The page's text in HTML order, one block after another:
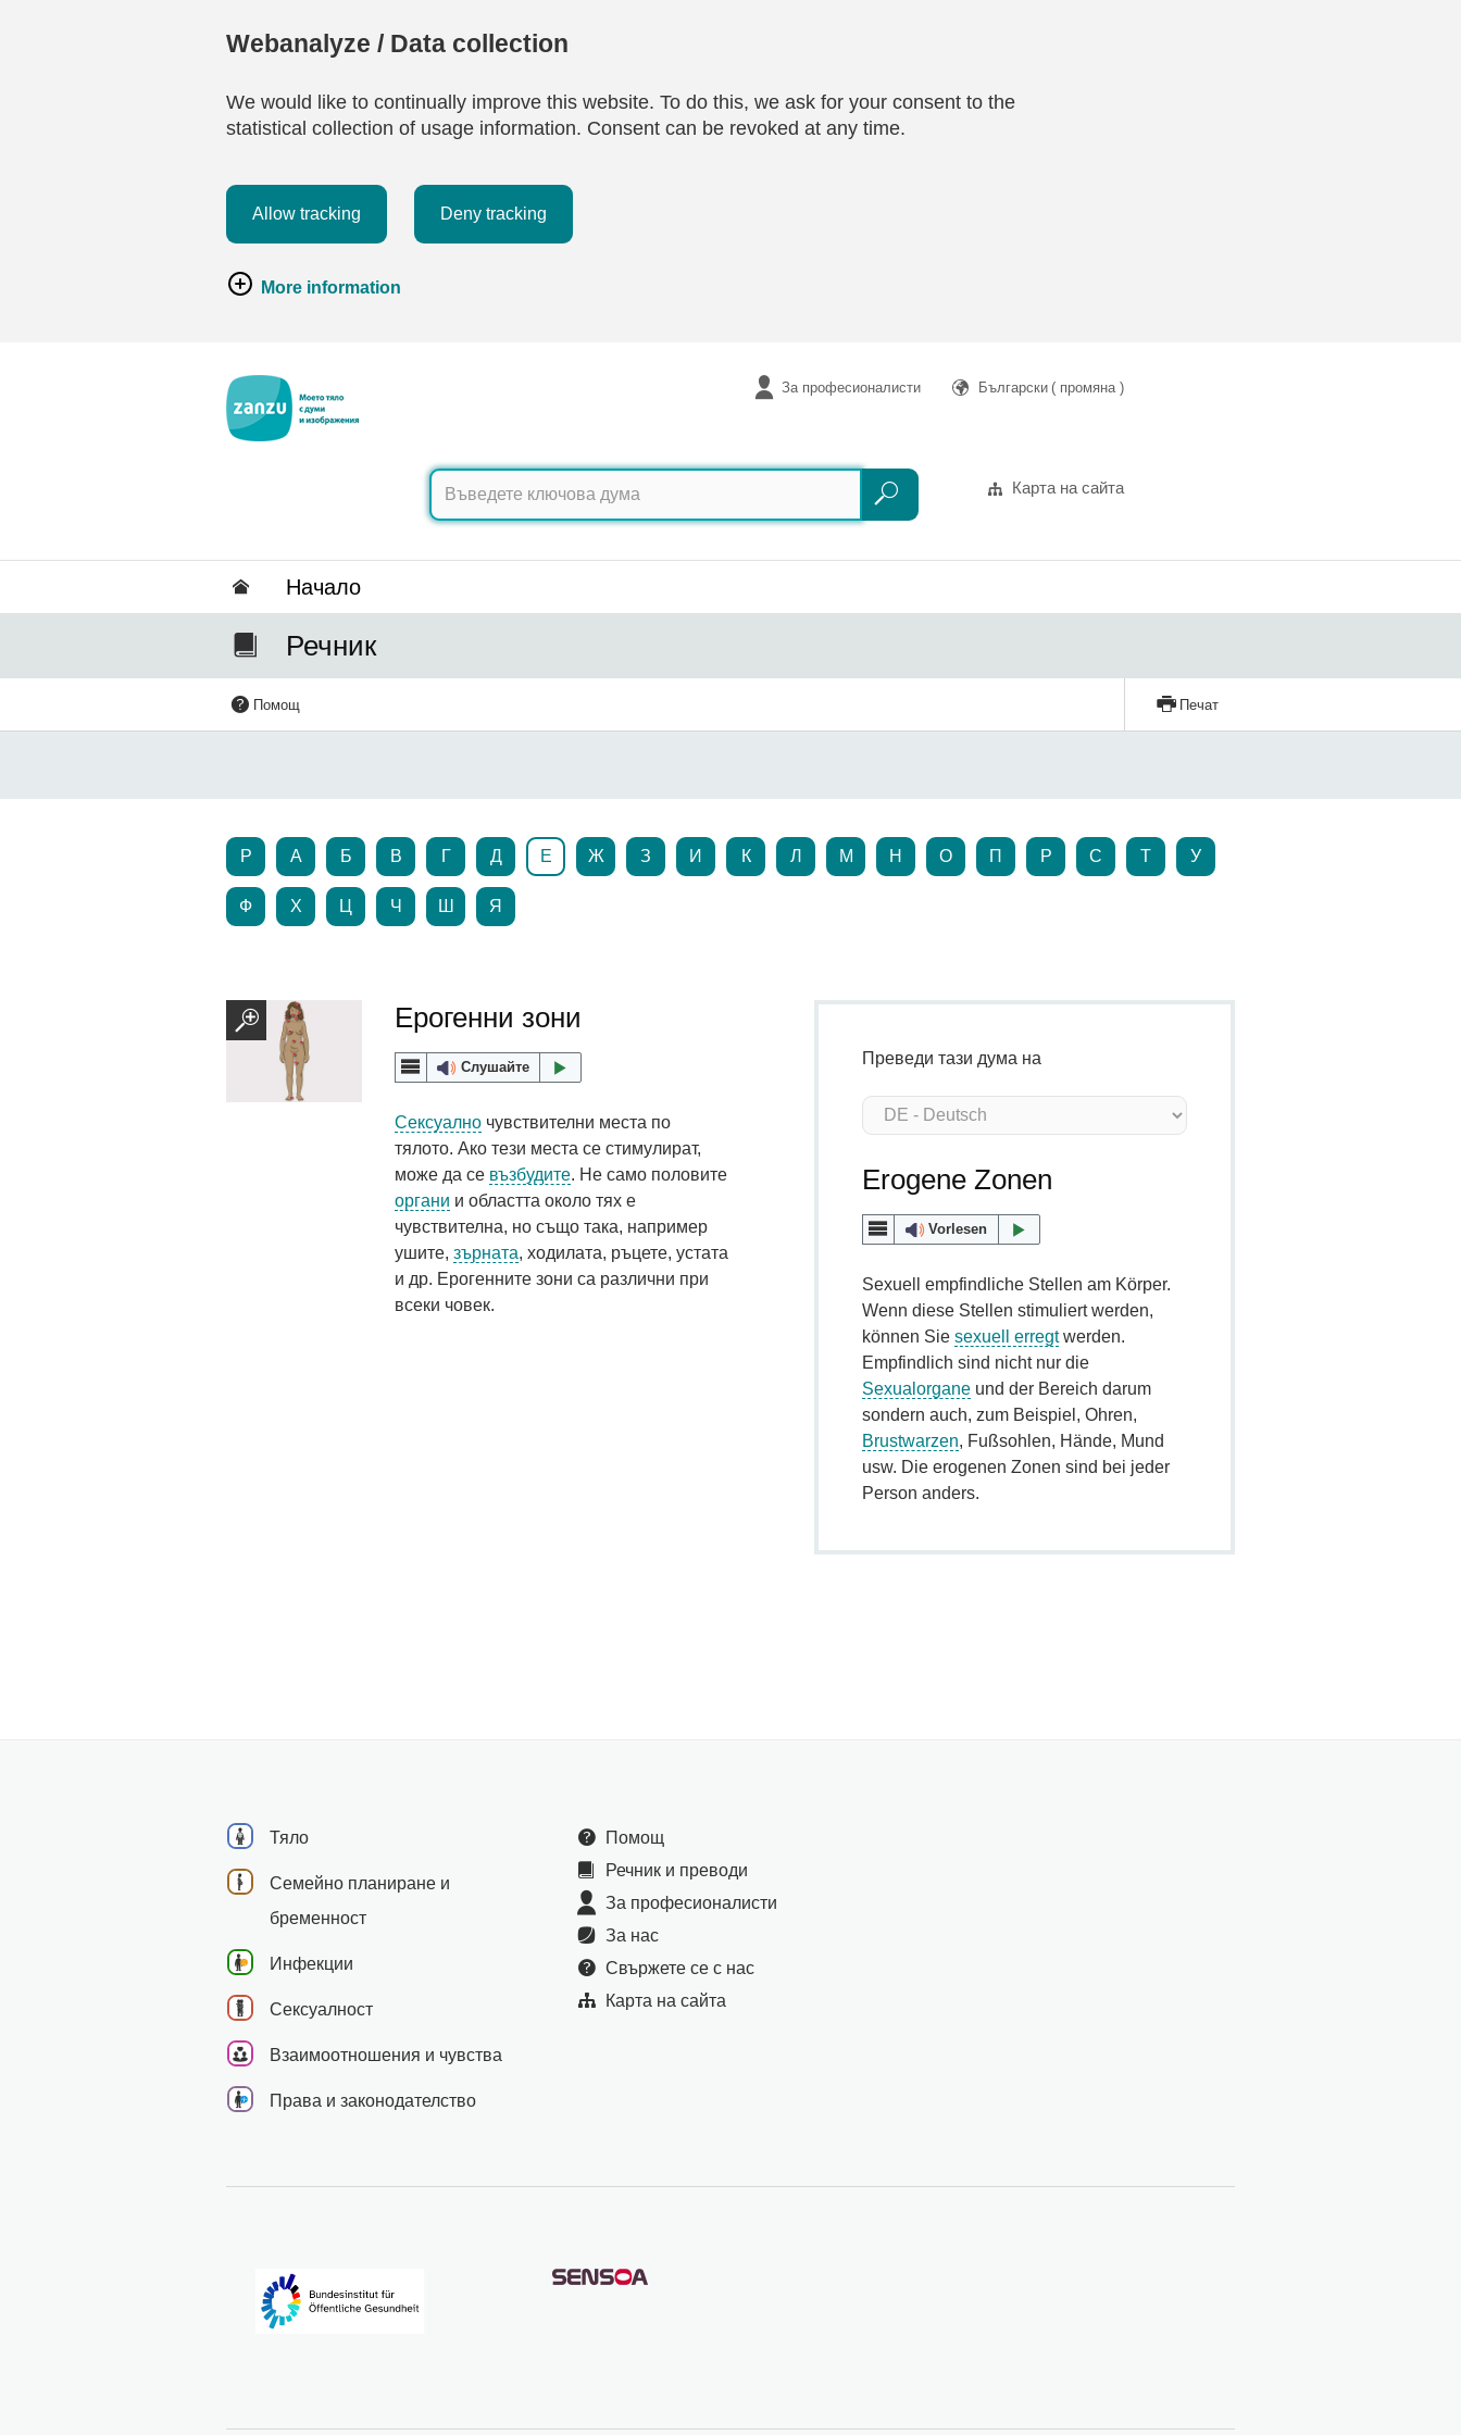
Webanalyze / Data collection
We would like to continually improve this website. To do this, we ask for your consent to the
statistical collection of usage information. Consent can be revoked at any time.
Allow tracking Deny tracking
More information
За професионалисти Български ( промяна )
Търсене
Търсене
Карта на сайта
Hачало
Речник
Помощ Печат
P А Б В Г Д Е Ж З И К Л М Н О П Р С Т У
Ф Х Ц Ч Ш Я
Ерогенни зони
Слушайте
Сексуалночувствителни места по
тялото. Ако тези места се стимулират,
може да се възбудите. Не само половите
органи и областта около тях е
чувствителна, но също така, например
ушите, зърната, ходилата, ръцете, устата
и др. Ерогенните зони са различни при
всеки човек.
Преведи тази дума на
Erogene Zonen
Vorlesen
Sexuell empfindliche Stellen am Körper.
Wenn diese Stellen stimuliert werden,
können Siesexuell erregtwerden.
Empfindlich sind nicht nur die
Sexualorgane und der Bereich darum
sondern auch, zum Beispiel, Ohren,
Brustwarzen, Fußsohlen, Hände, Mund
usw. Die erogenen Zonen sind bei jeder
Person anders.
Тяло
Семейно планиране и
бременност
Инфекции
Сексуалност
Взаимоотношения и чувства
Права и законодателство
Помощ
Речник и преводи
За професионалисти
За нас
Свържете се с нас
Карта на сайта